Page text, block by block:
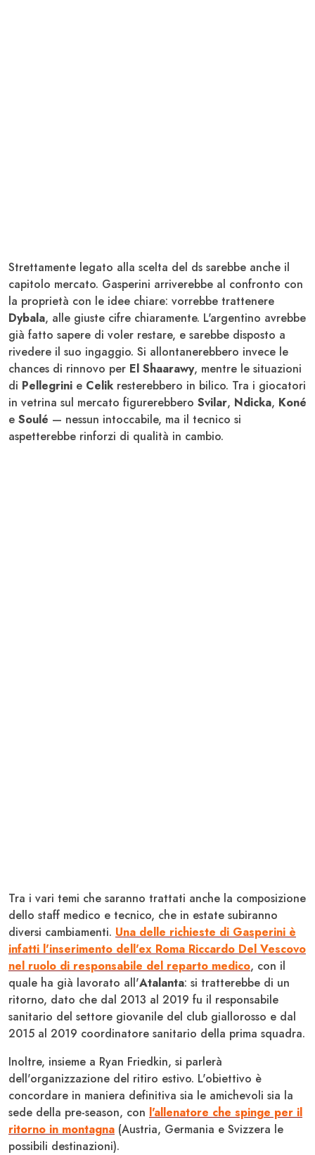
Strettamente legato alla scelta del ds sarebbe anche il
capitolo mercato. Gasperini arriverebbe al confronto con
la proprietà con le idee chiare: vorrebbe trattenere
Dybala, alle giuste cifre chiaramente. L'argentino avrebbe
già fatto sapere di voler restare, e sarebbe disposto a
rivedere il suo ingaggio. Si allontanerebbero invece le
chances di rinnovo per El Shaarawy, mentre le situazioni
di Pellegrini e Celik resterebbero in bilico. Tra i giocatori
in vetrina sul mercato figurerebbero Svilar, Ndicka, Koné
e Soulé — nessun intoccabile, ma il tecnico si
aspetterebbe rinforzi di qualità in cambio.
Tra i vari temi che saranno trattati anche la composizione
dello staff medico e tecnico, che in estate subiranno
diversi cambiamenti. Una delle richieste di Gasperini è
infatti l'inserimento dell'ex Roma Riccardo Del Vescovo
nel ruolo di responsabile del reparto medico, con il
quale ha già lavorato all'Atalanta: si tratterebbe di un
ritorno, dato che dal 2013 al 2019 fu il responsabile
sanitario del settore giovanile del club giallorosso e dal
2015 al 2019 coordinatore sanitario della prima squadra.
Inoltre, insieme a Ryan Friedkin, si parlerà
dell'organizzazione del ritiro estivo. L'obiettivo è
concordare in maniera definitiva sia le amichevoli sia la
sede della pre-season, con l'allenatore che spinge per il
ritorno in montagna (Austria, Germania e Svizzera le
possibili destinazioni).